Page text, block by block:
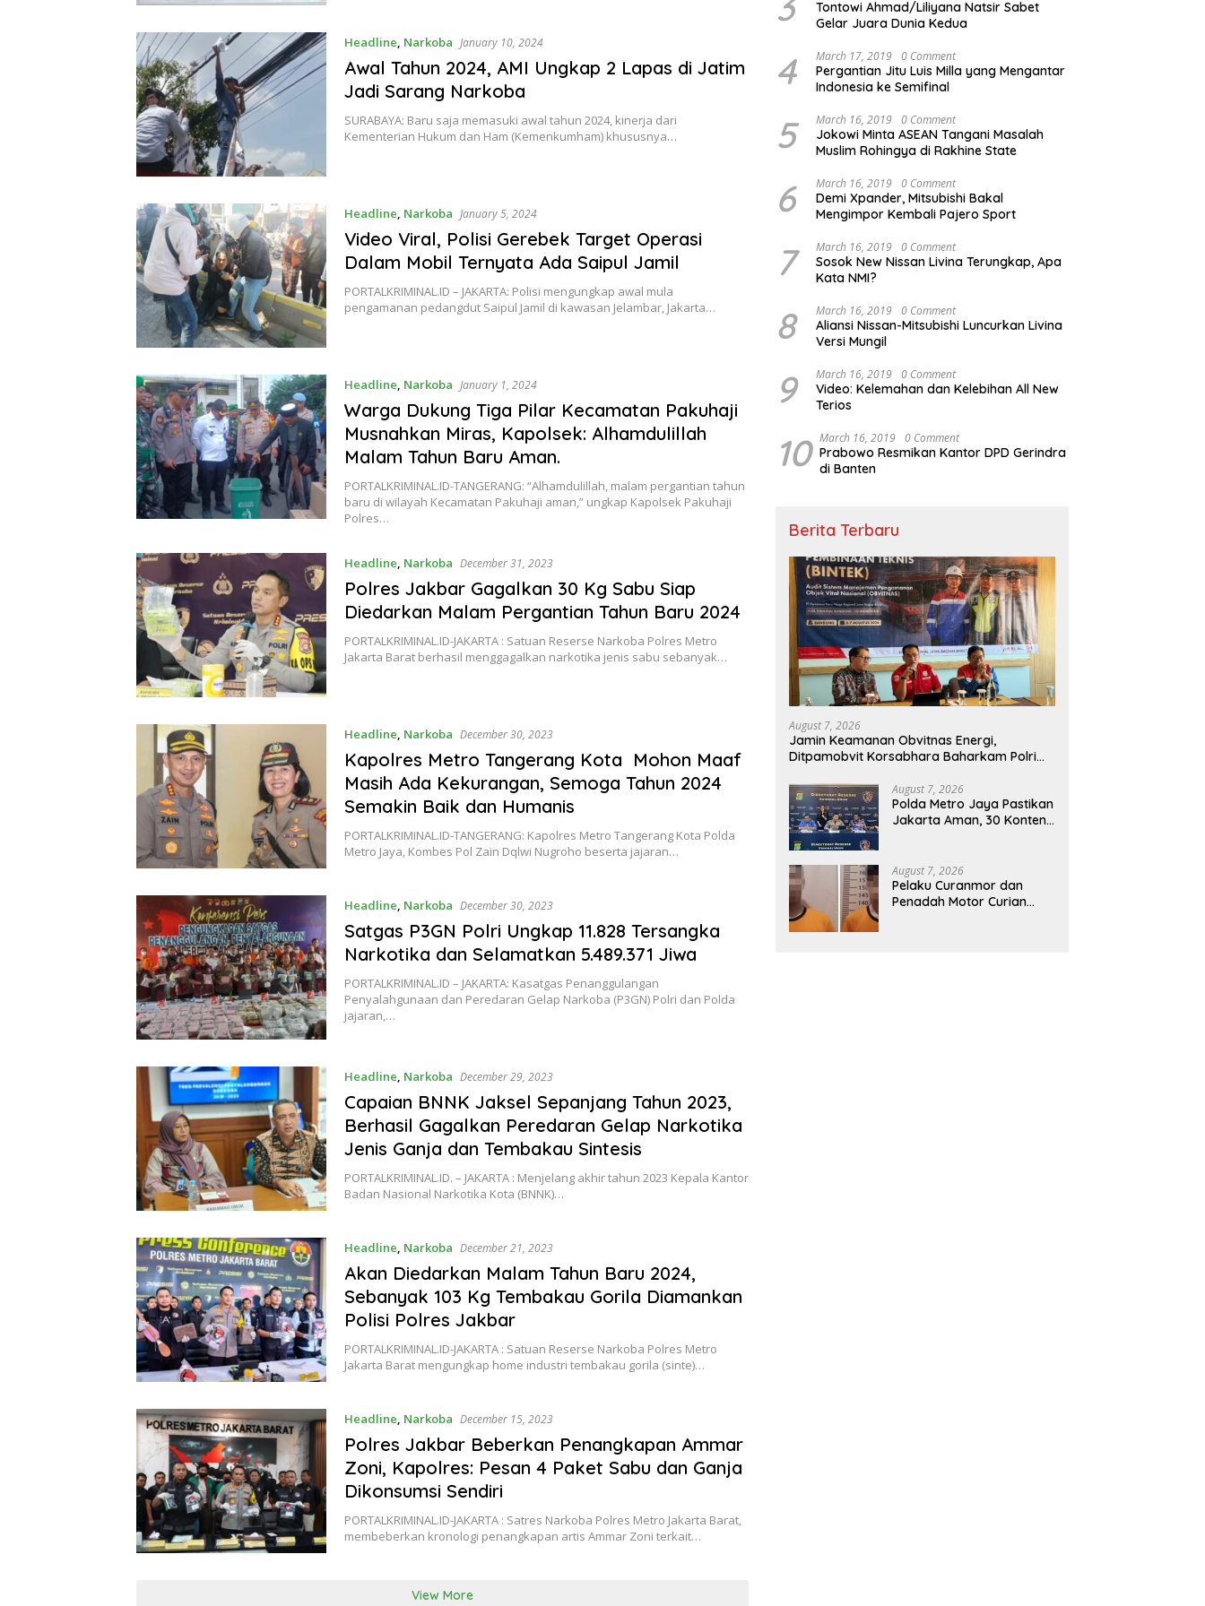
Headline, Narkoba January 10, 2024
Awal Tahun 2024, AMI Ungkap 2 Lapas di Jatim
Jadi Sarang Narkoba
SURABAYA: Baru saja memasuki awal tahun 2024, kinerja dari
Kementerian Hukum dan Ham (Kemenkumham) khususnya…
Headline, Narkoba January 5, 2024
Video Viral, Polisi Gerebek Target Operasi
Dalam Mobil Ternyata Ada Saipul Jamil
PORTALKRIMINAL.ID – JAKARTA: Polisi mengungkap awal mula
pengamanan pedangdut Saipul Jamil di kawasan Jelambar, Jakarta…
Headline, Narkoba January 1, 2024
Warga Dukung Tiga Pilar Kecamatan Pakuhaji
Musnahkan Miras, Kapolsek: Alhamdulillah
Malam Tahun Baru Aman.
PORTALKRIMINAL.ID-TANGERANG: “Alhamdulillah, malam pergantian tahun
baru di wilayah Kecamatan Pakuhaji aman,” ungkap Kapolsek Pakuhaji
Polres…
Headline, Narkoba December 31, 2023
Polres Jakbar Gagalkan 30 Kg Sabu Siap
Diedarkan Malam Pergantian Tahun Baru 2024
PORTALKRIMINAL.ID-JAKARTA : Satuan Reserse Narkoba Polres Metro
Jakarta Barat berhasil menggagalkan narkotika jenis sabu sebanyak…
Headline, Narkoba December 30, 2023
Kapolres Metro Tangerang Kota Mohon Maaf
Masih Ada Kekurangan, Semoga Tahun 2024
Semakin Baik dan Humanis
PORTALKRIMINAL.ID-TANGERANG: Kapolres Metro Tangerang Kota Polda
Metro Jaya, Kombes Pol Zain Dqlwi Nugroho beserta jajaran…
Headline, Narkoba December 30, 2023
Satgas P3GN Polri Ungkap 11.828 Tersangka
Narkotika dan Selamatkan 5.489.371 Jiwa
PORTALKRIMINAL.ID – JAKARTA: Kasatgas Penanggulangan
Penyalahgunaan dan Peredaran Gelap Narkoba (P3GN) Polri dan Polda
jajaran,…
Headline, Narkoba December 29, 2023
Capaian BNNK Jaksel Sepanjang Tahun 2023,
Berhasil Gagalkan Peredaran Gelap Narkotika
Jenis Ganja dan Tembakau Sintesis
PORTALKRIMINAL.ID. – JAKARTA : Menjelang akhir tahun 2023 Kepala Kantor
Badan Nasional Narkotika Kota (BNNK)…
Headline, Narkoba December 21, 2023
Akan Diedarkan Malam Tahun Baru 2024,
Sebanyak 103 Kg Tembakau Gorila Diamankan
Polisi Polres Jakbar
PORTALKRIMINAL.ID-JAKARTA : Satuan Reserse Narkoba Polres Metro
Jakarta Barat mengungkap home industri tembakau gorila (sinte)…
Headline, Narkoba December 15, 2023
Polres Jakbar Beberkan Penangkapan Ammar
Zoni, Kapolres: Pesan 4 Paket Sabu dan Ganja
Dikonsumsi Sendiri
PORTALKRIMINAL.ID-JAKARTA : Satres Narkoba Polres Metro Jakarta Barat,
membeberkan kronologi penangkapan artis Ammar Zoni terkait…
View More
Tontowi Ahmad/Liliyana Natsir Sabet
Gelar Juara Dunia Kedua
4 March 17, 2019 0 Comment
Pergantian Jitu Luis Milla yang Mengantar
Indonesia ke Semifinal
5 March 16, 2019 0 Comment
Jokowi Minta ASEAN Tangani Masalah
Muslim Rohingya di Rakhine State
6 March 16, 2019 0 Comment
Demi Xpander, Mitsubishi Bakal
Mengimpor Kembali Pajero Sport
7 March 16, 2019 0 Comment
Sosok New Nissan Livina Terungkap, Apa
Kata NMI?
8 March 16, 2019 0 Comment
Aliansi Nissan-Mitsubishi Luncurkan Livina
Versi Mungil
9 March 16, 2019 0 Comment
Video: Kelemahan dan Kelebihan All New
Terios
10 March 16, 2019 0 Comment
Prabowo Resmikan Kantor DPD Gerindra
di Banten
Berita Terbaru
August 7, 2026
Jamin Keamanan Obvitnas Energi,
Ditpamobvit Korsabhara Baharkam Polri
Niaga Jabar
August 7, 2026
Polda Metro Jaya Pastikan
Jakarta Aman, 30 Konten
Ditindak
August 7, 2026
Pelaku Curanmor dan
Penadah Motor Curian